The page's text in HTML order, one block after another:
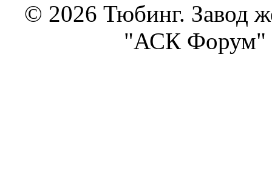
© 2026 Тюбинг. Завод
"АСК Форум"